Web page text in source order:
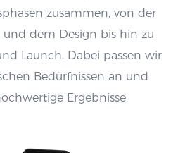
zusammen, von der
dem Design bis hin zu
Launch. Dabei passen wir
Bedürfnissen an und
Ergebnisse.